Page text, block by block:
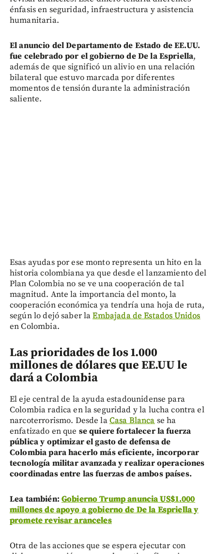
énfasis en seguridad, infraestructura y asistencia
humanitaria.
El anuncio del Departamento de Estado de EE.UU.
fue celebrado por el gobierno de De la Espriella,
además de que significó un alivio en una relación
bilateral que estuvo marcada por diferentes
momentos de tensión durante la administración
saliente.
Esas ayudas por ese monto representa un hito en la
historia colombiana ya que desde el lanzamiento del
Plan Colombia no se ve una cooperación de tal
magnitud. Ante la importancia del monto, la
cooperación económica ya tendría una hoja de ruta,
según lo dejó saber laEmbajada de Estados Unidos
en Colombia.
Las prioridades de los 1.000
millones de dólares que EE.UU le
dará a Colombia
El eje central de la ayuda estadounidense para
Colombia radica en la seguridad y la lucha contra el
narcoterrorismo. Desde laCasa Blanca se ha
enfatizado en que se quiere fortalecer la fuerza
pública y optimizar el gasto de defensa de
Colombia para hacerlo más eficiente, incorporar
tecnología militar avanzada y realizar operaciones
coordinadas entre las fuerzas de ambos países.
Lea también: Gobierno Trump anuncia US$1.000
millones de apoyo a gobierno de De la Espriella y
promete revisar aranceles
Otra de las acciones que se espera ejecutar con